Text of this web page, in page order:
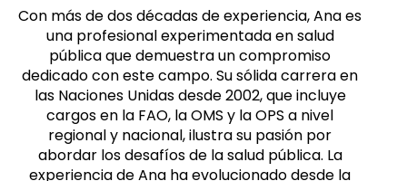
Femenino
Con más de dos décadas de experiencia, Ana es
una profesional experimentada en salud
pública que demuestra un compromiso
dedicado con este campo. Su sólida carrera en
las Naciones Unidas desde 2002, que incluye
cargos en la FAO, la OMS y la OPS a nivel
regional y nacional, ilustra su pasión por
abordar los desafíos de la salud pública. La
experiencia de Ana ha evolucionado desde la